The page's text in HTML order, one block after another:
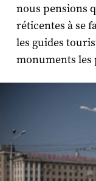
nous pensions
réticentes à se
les guides
monuments les